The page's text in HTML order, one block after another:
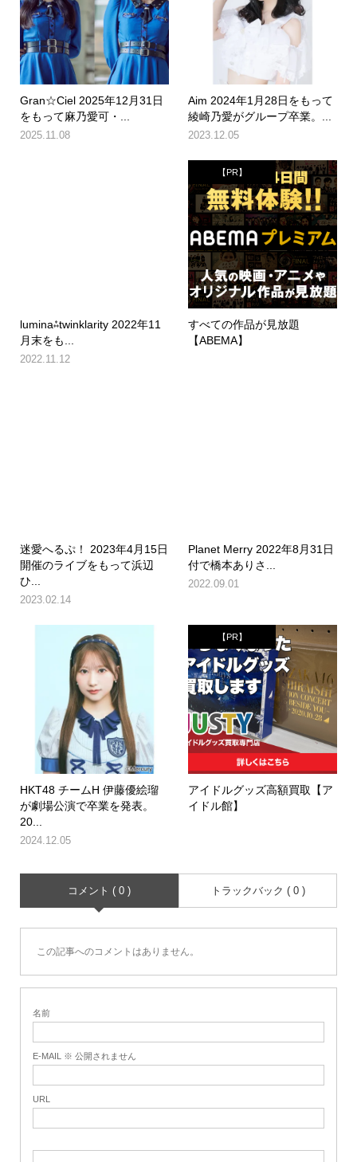
Gran☆Ciel 2025年12月31日
をもって麻乃愛可・...
2025.11.08
Aim 2024年1月28日をもって
綾崎乃愛がグループ卒業。...
2023.12.05
lumina⁂twinklarity 2022年11
月末をも...
2022.11.12
【PR】
すべての作品が見放題
【ABEMA】
迷愛へるぷ！ 2023年4月15日
開催のライブをもって浜辺
ひ...
2023.02.14
Planet Merry 2022年8月31日
付で橋本ありさ...
2022.09.01
HKT48 チームH 伊藤優絵瑠
が劇場公演で卒業を発表。
20...
2024.12.05
【PR】
アイドルグッズ高額買取【ア
イドル館】
コメント ( 0 ) トラックバック ( 0 )
この記事へのコメントはありません。
名前
E-MAIL ※ 公開されません
URL